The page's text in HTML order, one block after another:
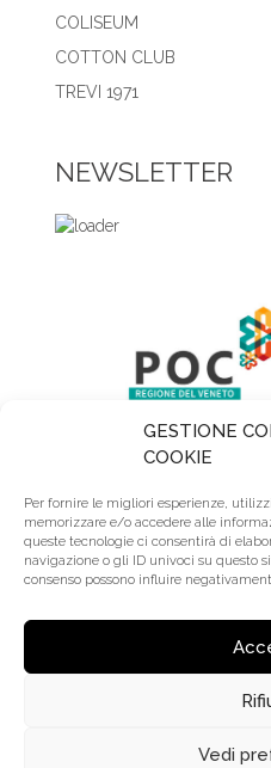
GESTIONE
COOKIE
Per fornire le migliori esperienze,
memorizzare e/o accedere alle
queste tecnologie ci consentirà di
navigazione o gli ID univoci su questo
consenso possono influire
Vedi
COLISEUM
COTTON CLUB
TREVI 1971
NEWSLETTER
Cap. Sociale: 110.000 €
Made